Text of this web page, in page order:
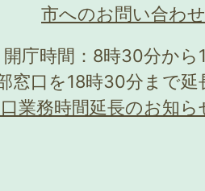
市へのお問い合わ
開庁時間：8時30分か
窓口を18時30分まで
業務時間延長のお知ら